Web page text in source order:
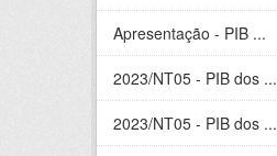
Apresentação - PIB ...
2023/NT05 - PIB dos ...
2023/NT05 - PIB dos ...